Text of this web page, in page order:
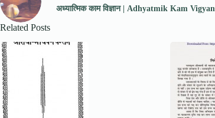
अध्यात्मिक काम विज्ञान | Adhyatmik Kam Vigyan
Related Posts